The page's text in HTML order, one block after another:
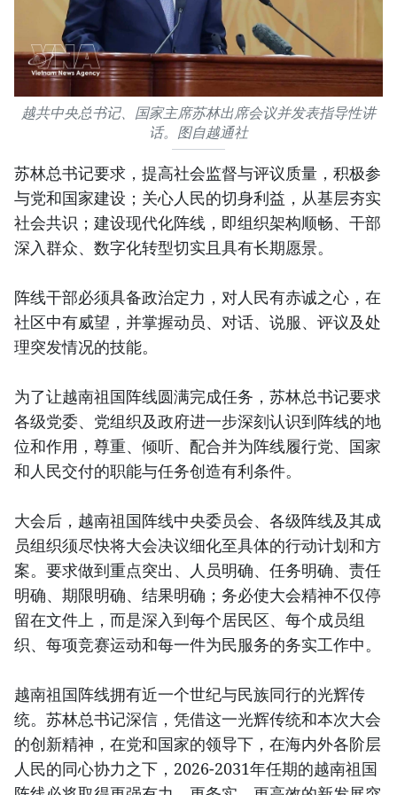
越共中央总书记、国家主席苏林出席会议并发表指导性讲
话。图自越通社
苏林总书记要求，提高社会监督与评议质量，积极参
与党和国家建设；关心人民的切身利益，从基层夯实
社会共识；建设现代化阵线，即组织架构顺畅、干部
深入群众、数字化转型切实且具有长期愿景。
阵线干部必须具备政治定力，对人民有赤诚之心，在
社区中有威望，并掌握动员、对话、说服、评议及处
理突发情况的技能。
为了让越南祖国阵线圆满完成任务，苏林总书记要求
各级党委、党组织及政府进一步深刻认识到阵线的地
位和作用，尊重、倾听、配合并为阵线履行党、国家
和人民交付的职能与任务创造有利条件。
大会后，越南祖国阵线中央委员会、各级阵线及其成
员组织须尽快将大会决议细化至具体的行动计划和方
案。要求做到重点突出、人员明确、任务明确、责任
明确、期限明确、结果明确；务必使大会精神不仅停
留在文件上，而是深入到每个居民区、每个成员组
织、每项竞赛运动和每一件为民服务的务实工作中。
越南祖国阵线拥有近一个世纪与民族同行的光辉传
统。苏林总书记深信，凭借这一光辉传统和本次大会
的创新精神，在党和国家的领导下，在海内外各阶层
人民的同心协力之下，2026-2031年任期的越南祖国